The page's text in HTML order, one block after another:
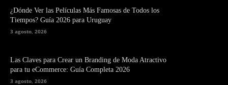
¿Dónde Ver las Películas Más Famosas de Todos los
Tiempos? Guía 2026 para Uruguay
3 agosto, 2026
Las Claves para Crear un Branding de Moda Atractivo
para tu eCommerce: Guía Completa 2026
3 agosto, 2026